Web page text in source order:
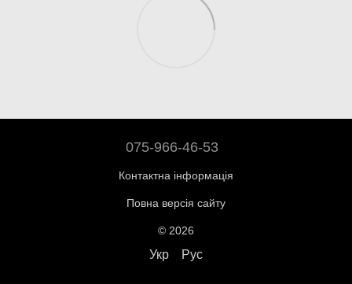
075-966-46-53
Контактна інформація
Повна версія сайту
© 2026
Укр Рус